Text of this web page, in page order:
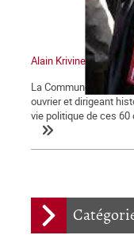
Alain Krivine
La Commune tient à
ouvrier et dirigeant
vie politique de ces